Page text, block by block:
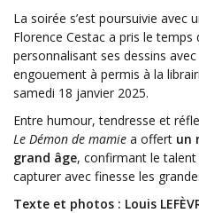
La soirée s’est poursuivie avec
Florence Cestac a pris le temps
personnalisant ses dessins
engouement à permis à la
samedi 18 janvier 2025.
Entre humour, tendresse et
Le Démon de mamie a offert un
grand âge, confirmant le
capturer avec finesse les
Texte et photos : Louis